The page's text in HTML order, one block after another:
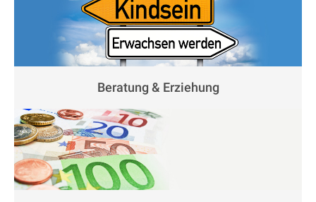
Beratung & Erziehung